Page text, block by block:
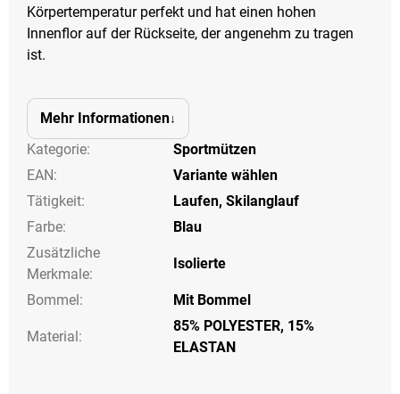
Körpertemperatur perfekt und hat einen hohen
Innenflor auf der Rückseite, der angenehm zu tragen
ist.
Mehr Informationen
Kategorie:
Sportmützen
EAN:
Variante wählen
Tätigkeit: Laufen, Skilanglauf
Farbe:
Blau
Zusätzliche
Merkmale:
Isolierte
Bommel: Mit Bommel
Material:
85% POLYESTER, 15%
ELASTAN